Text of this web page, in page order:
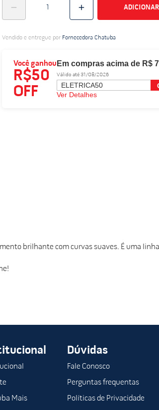
ADICIONAR
Vendido e entregue por Fornecedora Chatuba
Você ganhou
R$50
OFF
Em compras acima de R$
Válido até 31/08/2026
ELETRICA50
Ver Detalhes
brilhante com curvas suaves. É uma
Mais
Dúvidas
Fale Conosco
Perguntas frequentas
Políticas de Privacidade